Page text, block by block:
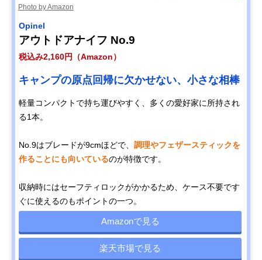
Photo by Amazon
Opinel
アウトドアナイフ No.9
税込み2,160円（Amazon）
キャンプの原点回帰に欠かせない、小さな相棒
軽量コンパクトで持ち運びやすく、多くの愛好家に所持され
る1本。
No.9はブレードが9cmほどで、 調理やフェザースティックを
作ることにも向いているのが特徴です。
収納時にはセーフティロックがかかるため、ケース不要です
ぐに使えるのもポイントの一つ。
Amazonで見る
楽天市場で見る